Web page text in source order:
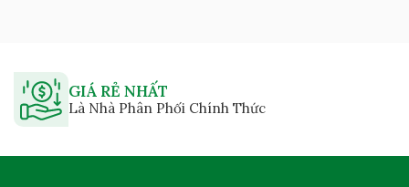
GIÁ RẺ NHẤT
Là Nhà Phân Phối Chính Thức